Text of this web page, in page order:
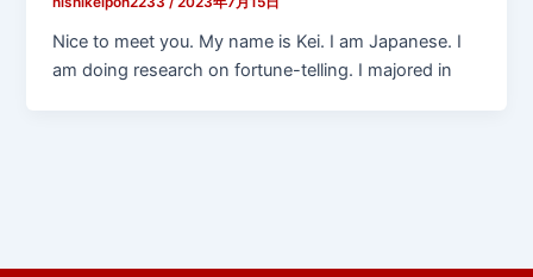
Nice to meet you. My name is Kei. I am Japanese. I
am doing research on fortune-telling. I majored in